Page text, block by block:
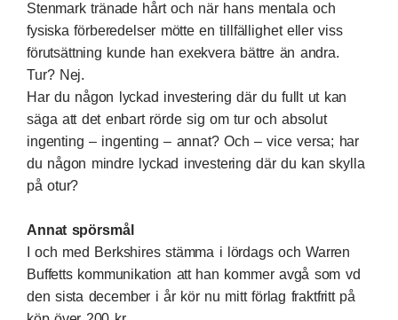
Stenmark tränade hårt och när hans mentala och
fysiska förberedelser mötte en tillfällighet eller viss
förutsättning kunde han exekvera bättre än andra.
Tur? Nej.
Har du någon lyckad investering där du fullt ut kan
säga att det enbart rörde sig om tur och absolut
ingenting – ingenting – annat? Och – vice versa; har
du någon mindre lyckad investering där du kan skylla
på otur?
Annat spörsmål
I och med Berkshires stämma i lördags och Warren
Buffetts kommunikation att han kommer avgå som vd
den sista december i år kör nu mitt förlag fraktfritt på